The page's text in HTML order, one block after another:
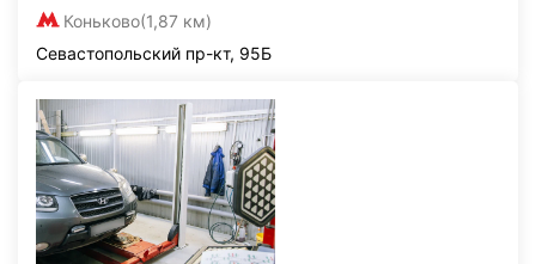
Коньково(1,87 км)
Севастопольский пр-кт, 95Б